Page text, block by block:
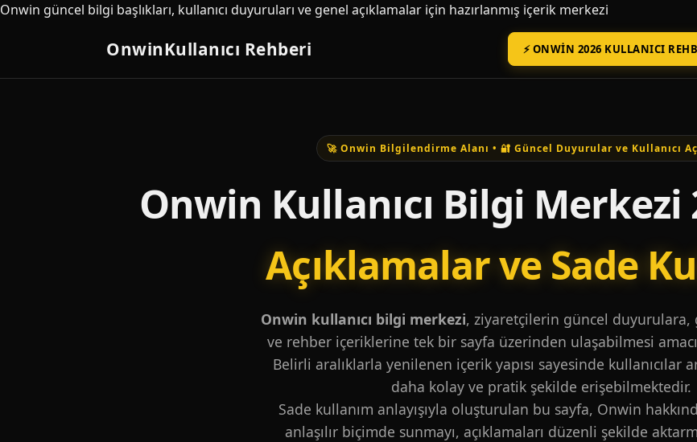
Onwin güncel bilgi başlıkları, kullanıcı duyuruları ve genel açıklamalar için hazırlanmış içerik merkezi
OnwinKullanıcı Rehberi ⚡ ONWIN 2026 KULLANICI
🚀 Onwin Bilgilendirme Alanı • 🔐 Güncel Duyurular ve Kullanıcı
Onwin Kullanıcı Bilgi Merkezi
Açıklamalar ve Sade
Onwin kullanıcı bilgi merkezi, ziyaretçilerin güncel duyurulara,
ve rehber içeriklerine tek bir sayfa üzerinden ulaşabilmesi
Belirli aralıklarla yenilenen içerik yapısı sayesinde kullanıcılar
daha kolay ve pratik şekilde erişebilmektedir.
Sade kullanım anlayışıyla oluşturulan bu sayfa, Onwin
anlaşılır biçimde sunmayı, açıklamaları düzenli şekilde